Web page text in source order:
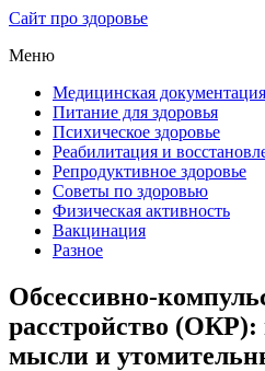
Сайт про здоровье
Меню
Медицинская
Питание для здоровья
Психическое здоровье
Реабилитация и
Репродуктивное здоровье
Советы по здоровью
Физическая активность
Вакцинация
Разное
Обсессивно-
расстройство
мысли и